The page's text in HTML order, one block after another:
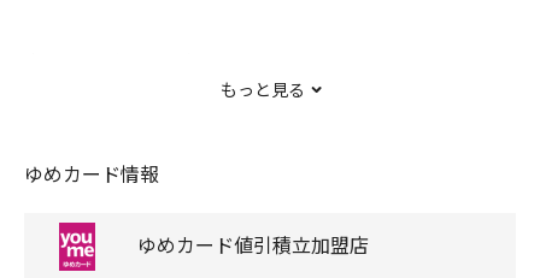
あなたの大切な人と、もっと笑顔になれる服を。
もっと見る
ゆめカード情報
ゆめカード値引積立加盟店